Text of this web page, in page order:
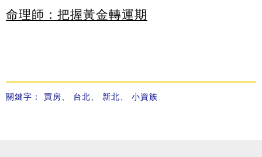
命理師：把握黃金轉運期
關鍵字： 買房 台北 新北 小資族